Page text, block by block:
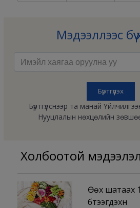
Мэдээллээс
Бүртгүүлснээр та манай
Нууцлалын нөхцөлийн
Холбоотой мэдээлэл
Өөх шатаах
бүтээгдэхүүн